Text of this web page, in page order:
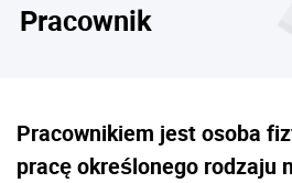
Pracownik
Pracownikiem jest osoba
pracę określonego rodzaju